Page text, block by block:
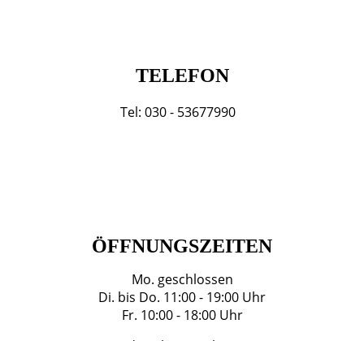
TELEFON
Tel: 030 - 53677990
ÖFFNUNGSZEITEN
Mo. geschlossen
Di. bis Do. 11:00 - 19:00 Uhr
Fr. 10:00 - 18:00 Uhr